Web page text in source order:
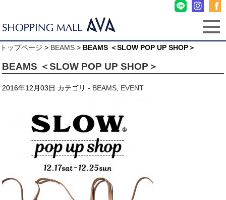
トップページ > BEAMS > BEAMS ＜SLOW POP UP SHOP＞
BEAMS ＜SLOW POP UP SHOP＞
2016年12月03日 カテゴリ - BEAMS EVENT